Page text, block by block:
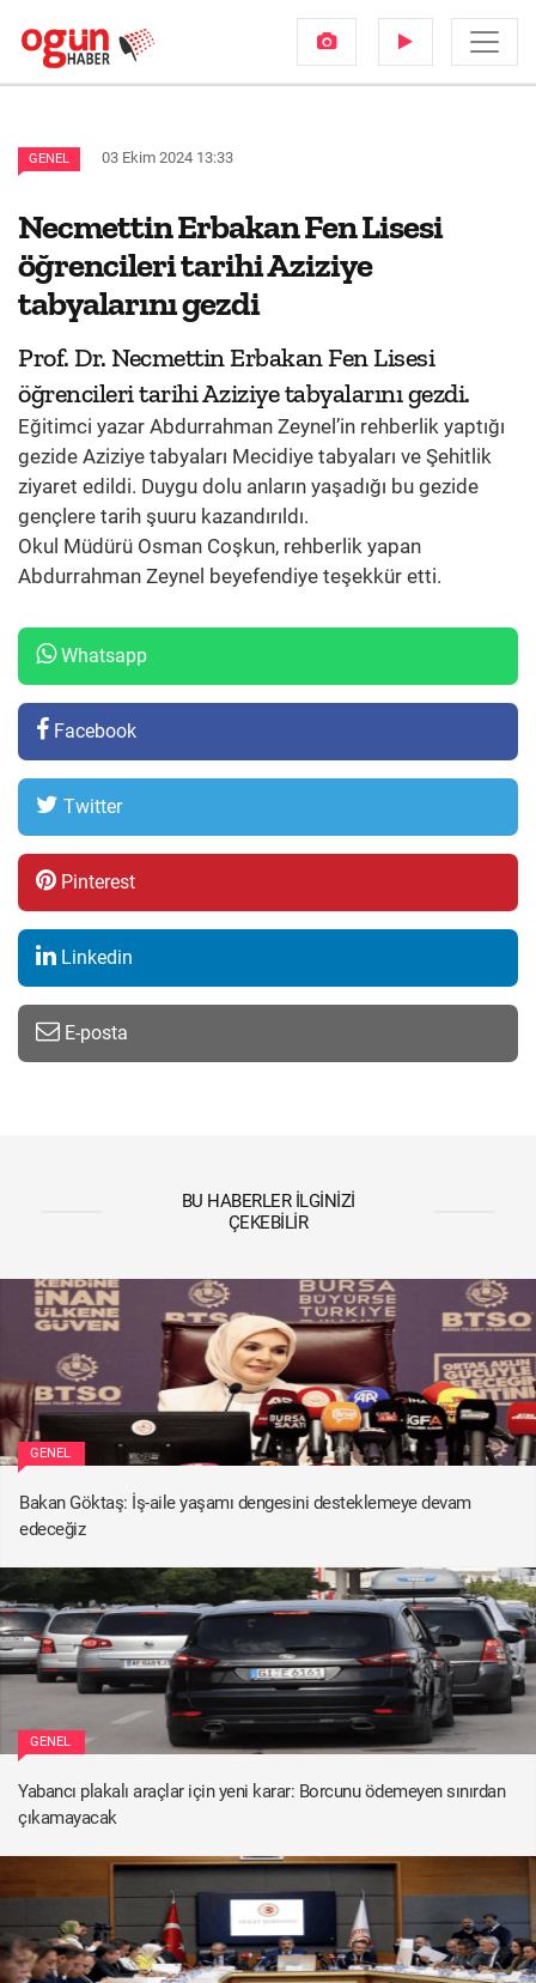
GENEL 03 Ekim 2024 13:33
Necmettin Erbakan Fen Lisesi
öğrencileri tarihi Aziziye
tabyalarını gezdi
Prof. Dr. Necmettin Erbakan Fen Lisesi
öğrencileri tarihi Aziziye tabyalarını gezdi.
Eğitimci yazar Abdurrahman Zeynel’in rehberlik yaptığı
gezide Aziziye tabyaları Mecidiye tabyaları ve Şehitlik
ziyaret edildi. Duygu dolu anların yaşadığı bu gezide
gençlere tarih şuuru kazandırıldı.
Okul Müdürü Osman Coşkun, rehberlik yapan
Abdurrahman Zeynel beyefendiye teşekkür etti.
Whatsapp
Facebook
Twitter
Pinterest
Linkedin
E-posta
BU HABERLER İLGINIZI
ÇEKEBILIR
GENEL
Bakan Göktaş: İş-aile yaşamı dengesini desteklemeye devam
edeceğiz
GENEL
Yabancı plakalı araçlar için yeni karar: Borcunu ödemeyen sınırdan
çıkamayacak